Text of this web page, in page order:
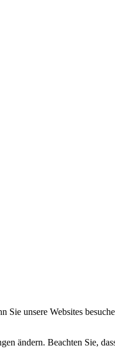
unsere Websites
ändern. Beachten Sie,